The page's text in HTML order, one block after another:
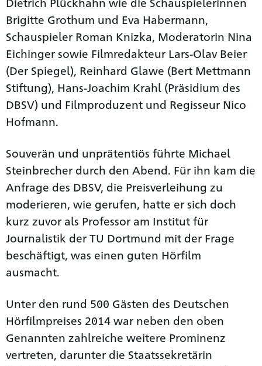
Brigitte Grothum und Eva Habermann,
Schauspieler Roman Knizka, Moderatorin Nina
Eichinger sowie Filmredakteur Lars-Olav Beier
(Der Spiegel), Reinhard Glawe (Bert Mettmann
Stiftung), Hans-Joachim Krahl (Präsidium des
DBSV) und Filmproduzent und Regisseur Nico
Hofmann.
Souverän und unprätentiös führte Michael
Steinbrecher durch den Abend. Für ihn kam die
Anfrage des DBSV, die Preisverleihung zu
moderieren, wie gerufen, hatte er sich doch
kurz zuvor als Professor am Institut für
Journalistik der TU Dortmund mit der Frage
beschäftigt, was einen guten Hörfilm
ausmacht.
Unter den rund 500 Gästen des Deutschen
Hörfilmpreises 2014 war neben den oben
Genannten zahlreiche weitere Prominenz
vertreten, darunter die Staatssekretärin